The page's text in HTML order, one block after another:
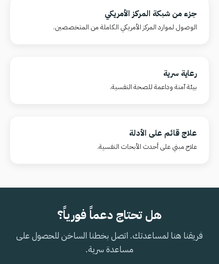
جزء من شبكة المركز الأمريكي
الوصول لموارد المركز الأمريكي الكاملة من المتخصصين.
رعاية سرية
بيئة آمنة وداعمة للصحة النفسية.
علاج قائم على الأدلة
علاج مبني على أحدث الأبحاث النفسية.
هل تحتاج دعماً فورياً؟
فريقنا هنا لمساعدتك. اتصل بخطنا الساخن للحصول على
مساعدة سرية.